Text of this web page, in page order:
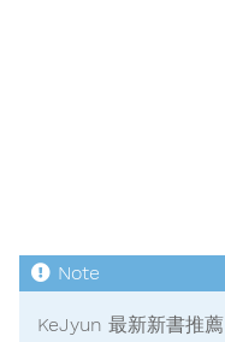
KeJyun 最新新書推薦